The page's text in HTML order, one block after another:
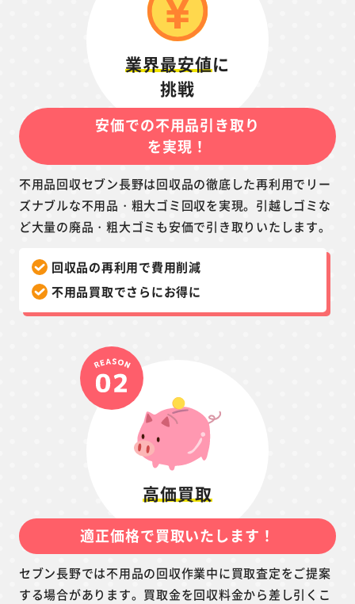
業界最安値に
挑戦
安価での不用品引き取り
を実現！
不用品回収セブン長野は回収品の徹底した再利用でリー
ズナブルな不用品・粗大ゴミ回収を実現。引越しゴミな
ど大量の廃品・粗大ゴミも安価で引き取りいたします。
回収品の再利用で費用削減
不用品買取でさらにお得に
高価買取
適正価格で買取いたします！
セブン長野では不用品の回収作業中に買取査定をご提案
する場合があります。買取金を回収料金から差し引くこ